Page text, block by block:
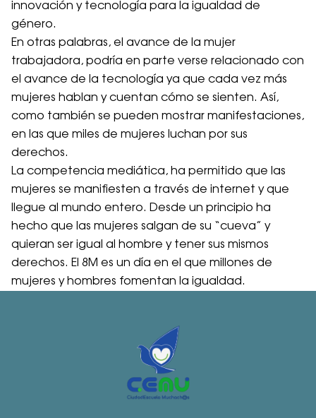
innovación y tecnología para la igualdad de
género.
En otras palabras, el avance de la mujer
trabajadora, podría en parte verse relacionado con
el avance de la tecnología ya que cada vez más
mujeres hablan y cuentan cómo se sienten. Así,
como también se pueden mostrar manifestaciones,
en las que miles de mujeres luchan por sus
derechos.
La competencia mediática, ha permitido que las
mujeres se manifiesten a través de internet y que
llegue al mundo entero. Desde un principio ha
hecho que las mujeres salgan de su “cueva” y
quieran ser igual al hombre y tener sus mismos
derechos. El 8M es un día en el que millones de
mujeres y hombres fomentan la igualdad.